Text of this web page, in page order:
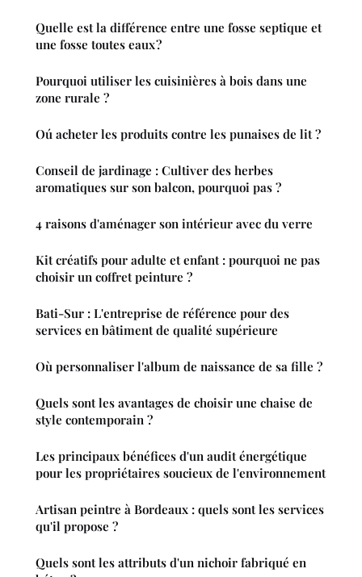
Quelle est la différence entre une fosse septique et
une fosse toutes eaux ?
Pourquoi utiliser les cuisinières à bois dans une
zone rurale ?
Oú acheter les produits contre les punaises de lit ?
Conseil de jardinage : Cultiver des herbes
aromatiques sur son balcon, pourquoi pas ?
4 raisons d'aménager son intérieur avec du verre
Kit créatifs pour adulte et enfant : pourquoi ne pas
choisir un coffret peinture ?
Bati-Sur : L'entreprise de référence pour des
services en bâtiment de qualité supérieure
Où personnaliser l'album de naissance de sa fille ?
Quels sont les avantages de choisir une chaise de
style contemporain ?
Les principaux bénéfices d'un audit énergétique
pour les propriétaires soucieux de l'environnement
Artisan peintre à Bordeaux : quels sont les services
qu'il propose ?
Quels sont les attributs d'un nichoir fabriqué en